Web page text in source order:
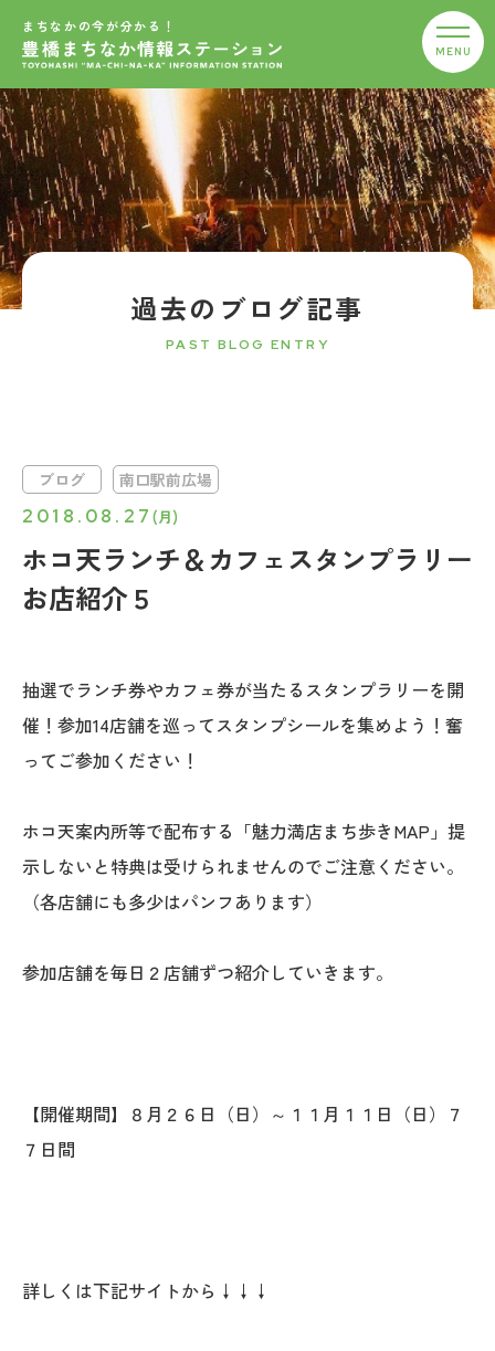
まちなかの今が分かる！
過去のブログ記事
PAST BLOG ENTRY
ホコ天ランチ＆カフェスタンプラリー
お店紹介５
2018.08.27 (月)
ブログ 南口駅前広場
抽選でランチ券やカフェ券が当たるスタンプラリーを開
催！参加14店舗を巡ってスタンプシールを集めよう！奮
ってご参加ください！
ホコ天案内所等で配布する「魅力満店まち歩きMAP」提
示しないと特典は受けられませんのでご注意ください。
（各店舗にも多少はパンフあります）
参加店舗を毎日２店舗ずつ紹介していきます。
【開催期間】８月２６日（日）～１１月１１日（日）７
７日間
詳しくは下記サイトから↓↓↓